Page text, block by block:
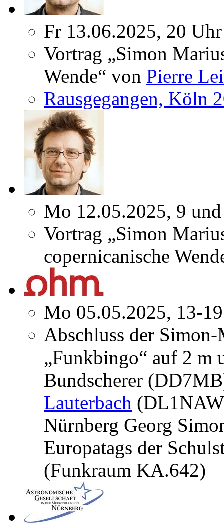
Fr 13.06.2025, 20 Uhr
Vortrag „Simon
Wende“ von Pierre
Rausgegangen, Köln
Mo 12.05.2025, 9
Vortrag „Simon
copernicanische
Mo 05.05.2025, 13-
Abschluss der
„Funkbingo“ auf 2
Bundscherer
Lauterbach
Nürnberg Georg
Europatags der
(Funkraum KA.642)